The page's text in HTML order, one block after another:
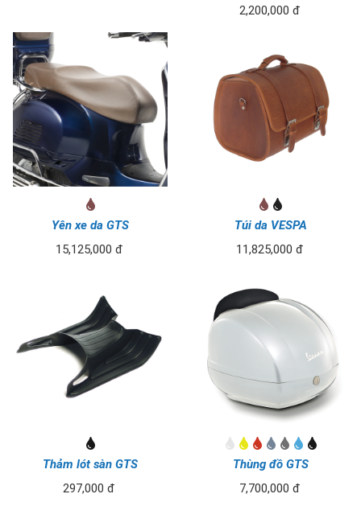
2,200,000 đ
Yên xe da GTS
15,125,000 đ
Túi da VESPA
11,825,000 đ
Thảm lót sàn GTS
297,000 đ
Thùng đồ GTS
7,700,000 đ